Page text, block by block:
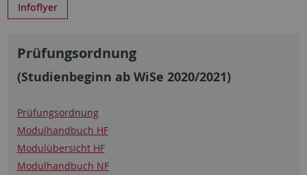
Infoflyer
Prüfungsordnung
(Studienbeginn ab WiSe 2020/2021)
Prüfungsordnung
Modulhandbuch HF
Modulübersicht HF
Modulhandbuch NF